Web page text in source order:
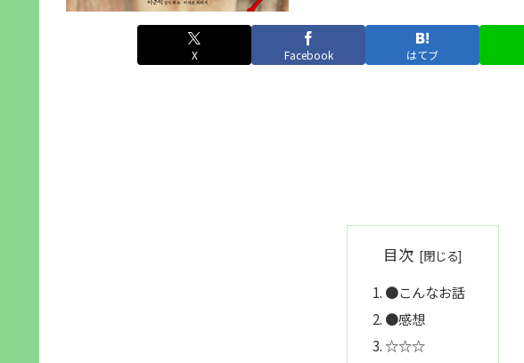
X Facebook はてブ
目次
●こんなお話
●感想
☆☆☆